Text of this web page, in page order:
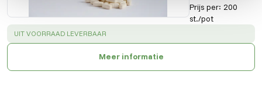
Prijs per: 200
st./pot
SUCCESS:
UIT VOORRAAD LEVERBAAR
Meer informatie